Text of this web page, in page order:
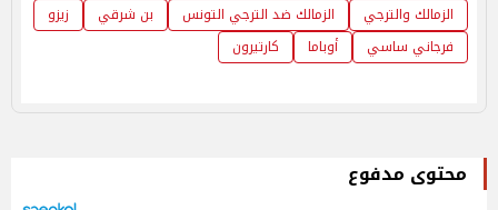
الزمالك والترجي
الزمالك ضد الترجي التونس بن شرقي
زيزو
فرجاني ساسي
أوباما كارتيرون
محتوى مدفوع